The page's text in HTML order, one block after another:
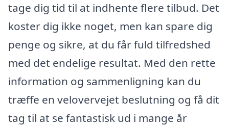
tage dig tid til at indhente flere tilbud. Det
koster dig ikke noget, men kan spare dig
penge og sikre, at du får fuld tilfredshed
med det endelige resultat. Med den rette
information og sammenligning kan du
træffe en velovervejet beslutning og få dit
tag til at se fantastisk ud i mange år